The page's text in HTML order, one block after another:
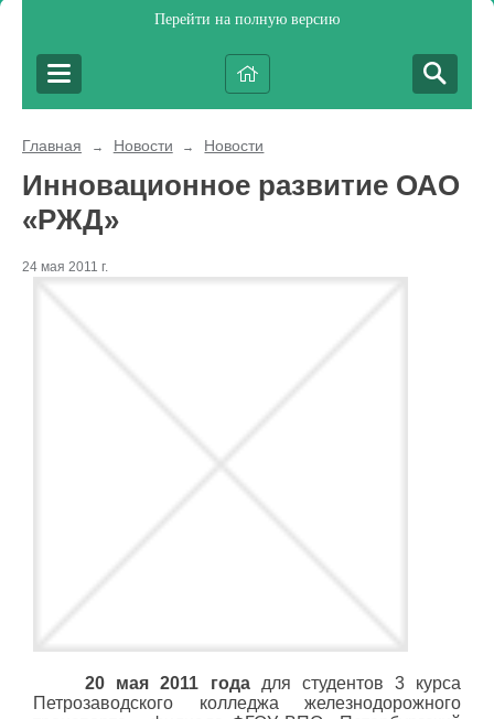
Перейти на полную версию
Главная → Новости → Новости
Инновационное развитие ОАО
«РЖД»
24 мая 2011 г.
20 мая 2011 года для студентов 3 курса
Петрозаводского колледжа железнодорожного